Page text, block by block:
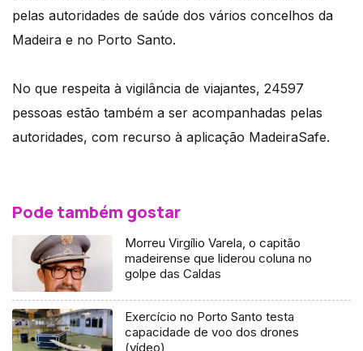
pelas autoridades de saúde dos vários concelhos da
Madeira e no Porto Santo.
No que respeita à vigilância de viajantes, 24597
pessoas estão também a ser acompanhadas pelas
autoridades, com recurso à aplicação MadeiraSafe.
Pode também gostar
Morreu Virgílio Varela, o capitão
madeirense que liderou coluna no
golpe das Caldas
Exercício no Porto Santo testa
capacidade de voo dos drones
(vídeo)